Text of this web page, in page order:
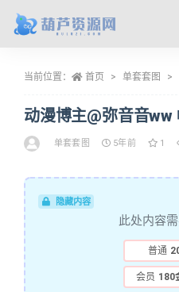
当前位置： 首页 单套套图
动漫博主@弥音音
单套套图 5年前 1
隐藏内容
此处内容
普通
会员 180